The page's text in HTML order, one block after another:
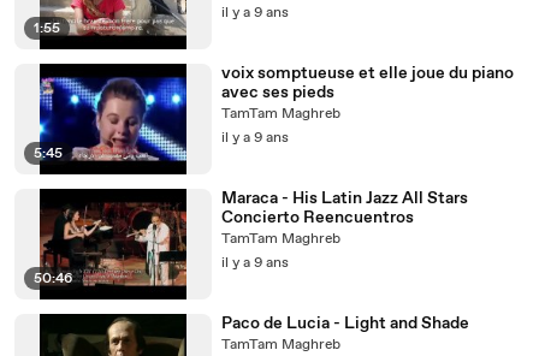
1:55
il y a 9 ans
5:45
voix somptueuse et elle joue du piano
avec ses pieds
TamTam Maghreb
il y a 9 ans
50:46
Maraca - His Latin Jazz All Stars
Concierto Reencuentros
TamTam Maghreb
il y a 9 ans
Paco de Lucia - Light and Shade
TamTam Maghreb